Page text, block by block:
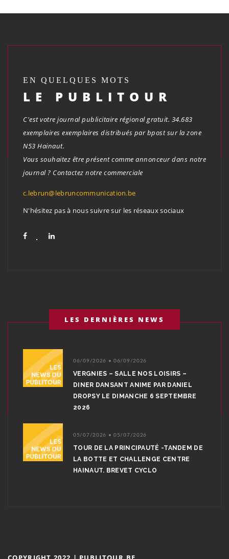
EN QUELQUES MOTS
LE PUBLITOUR
C'est votre journal publicitaire régional gratuit. 34.683
exemplaires exemplaires distribués par bpost sur la zone
N53 Hainaut.
Vous souhaitez être présent comme annonceur dans notre
journal ? Contactez notre commerciale
c.lebrun@lebruncommunication.be
N'hésitez pas à nous suivre sur les réseaux sociaux
LES DERNIÈRES NEWS
06/09/2026 • 06/09/2026
VERGNIES – SALLE NOS LOISIRS –
DINER DANSANT ANIME PAR DANIEL
DROPSY LE DIMANCHE 6 SEPTEMBRE
2026
05/07/2026 • 05/07/2026
TOUR DE LA PRINCIPAUTÉ -TANDEM DE
LA BOTTE ET CHALLENGE CENTRE
HAINAUT. BREVET CYCLO